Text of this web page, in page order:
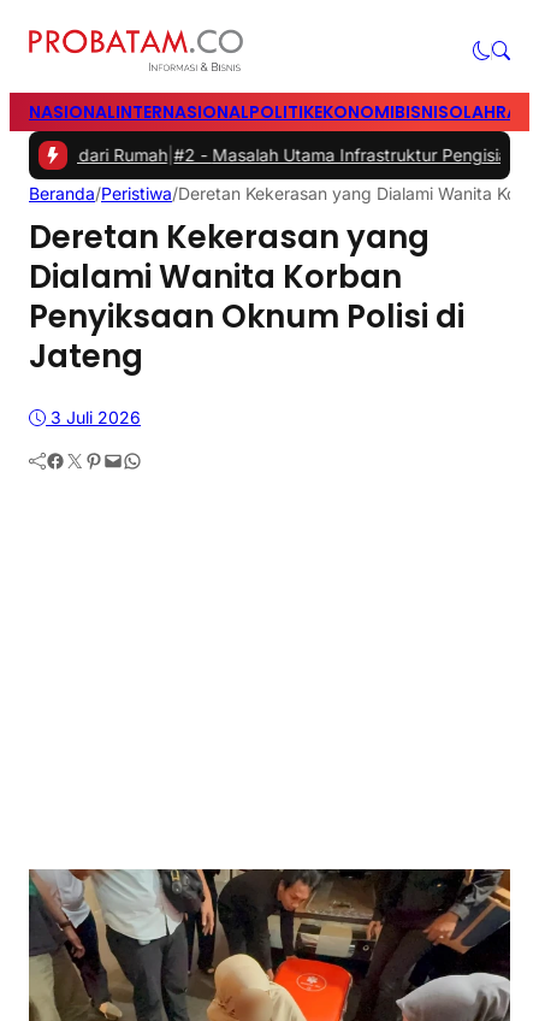
NASIONALINTERNASIONALPOLITIKEKONOMIBISNIS
Rumah |#2 -Masalah Utama Infrastruktur Pengisian Daya untuk
Beranda/Peristiwa/Deretan Kekerasan yang Dialami Wanita
Deretan Kekerasan yang
Dialami Wanita Korban
Penyiksaan Oknum Polisi di
Jateng
3 Juli 2026
Facebook Twitter Pinterest Mail WhatsApp